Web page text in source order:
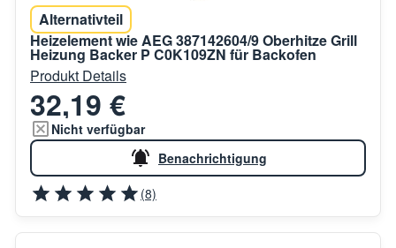
Alternativteil
Heizelement wie AEG 387142604/9 Oberhitze Grill
Heizung Backer P C0K109ZN für Backofen
Produkt Details
32,19 €
Nicht verfügbar
Benachrichtigung
(8)